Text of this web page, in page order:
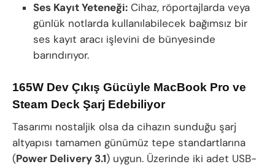
Ses Kayıt Yeteneği: Cihaz, röportajlarda veya
günlük notlarda kullanılabilecek bağımsız bir
ses kayıt aracı işlevini de bünyesinde
barındırıyor.
165W Dev Çıkış Gücüyle MacBook Pro ve
Steam Deck Şarj Edebiliyor
Tasarımı nostaljik olsa da cihazın sunduğu şarj
altyapısı tamamen günümüz tepe standartlarına
(Power Delivery 3.1) uygun. Üzerinde iki adet USB-